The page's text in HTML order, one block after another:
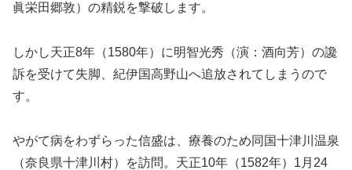
眞栄田郷敦）の精鋭を撃破します。
しかし天正8年（1580年）に明智光秀（演：酒向芳）の讒
訴を受けて失脚、紀伊国高野山へ追放されてしまうので
す。
やがて病をわずらった信盛は、療養のため同国十津川温泉
（奈良県十津川村）を訪問。天正10年（1582年）1月24